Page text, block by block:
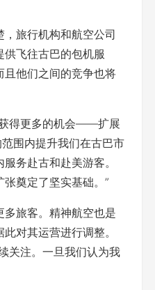
旅行机构和航空公司
飞往古巴的包机服
且他们之间的竞争也将
得更多的机会――扩展
围内提升我们在古巴市
务赴古和赴美游客。
奠定了坚实基础。”
旅客。精神航空也是
对其运营进行调整。
关注。一旦我们认为我